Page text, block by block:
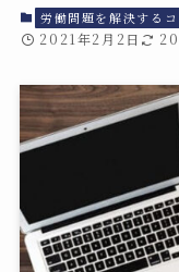
労働問題を解決するコ
2021年2月2日